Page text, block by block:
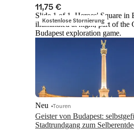
11,75 €
Kostenlose Stornierung
Slide 1 of 1, Heroes' Square in
illuminated at night, part of the
Budapest exploration game.
Geister von Budapest:
Stadtrundgang zum
Neu Touren